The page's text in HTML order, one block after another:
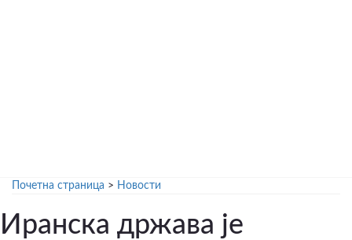
Почетна страница > Новости
Иранска држава је